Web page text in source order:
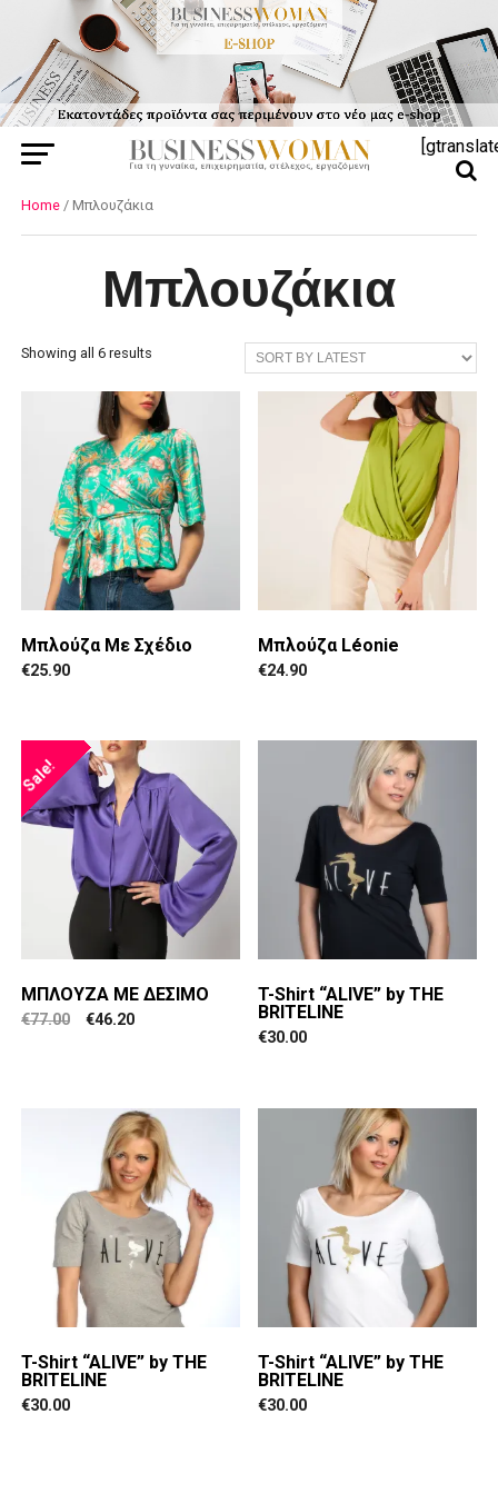
Home/ Μπλουζάκια
Μπλουζάκια
Showing all 6 results
Μπλούζα Με Σχέδιο
€25.90
Μπλούζα Léonie
€24.90
Sale!
ΜΠΛΟΥΖΑ ΜΕ ΔΕΣΙΜΟ
€77.00 €46.20
T-Shirt “ALIVE” by THE
BRITELINE
€30.00
T-Shirt “ALIVE” by THE
BRITELINE
€30.00
T-Shirt “ALIVE” by THE
BRITELINE
€30.00